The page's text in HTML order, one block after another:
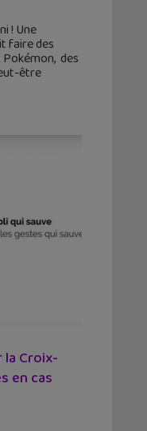
! Une
faire des
des
être
la Croix-
en cas